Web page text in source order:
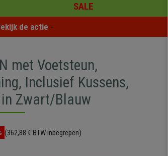
SALE
de actie -
met Voetsteun,
Inclusief Kussens,
Zwart/Blauw
(362,88 € BTW inbegrepen)